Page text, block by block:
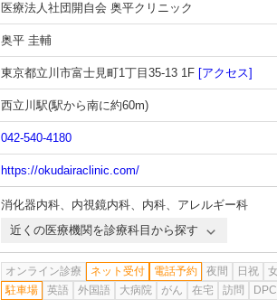
医療法人社団開自会 奥平クリニック
奥平 圭輔
東京都立川市富士見町1丁目35-13 1F [アクセス]
西立川駅(駅から南に約60m)
042-540-4180
https://okudairaclinic.com/
消化器内科、 内視鏡内科、 内科、 アレルギー科
近くの医療機関を診療科目から探す
オンライン診療 ネット受付 電話予約 夜間 日祝
駐車場
英語 外国語 大病院 がん 在宅 訪問 DPC